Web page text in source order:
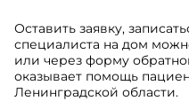
Оставить заявку,
специалиста на дом
или через форму
оказывает помощь
Ленинградской области.